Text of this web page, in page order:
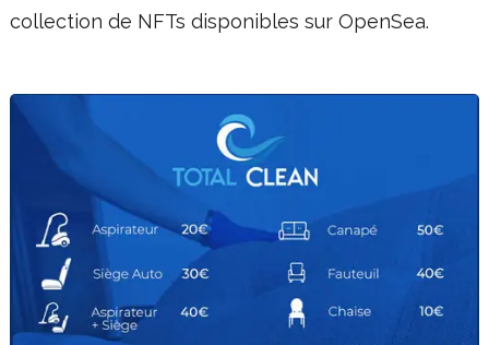
collection de NFTs disponibles sur OpenSea.